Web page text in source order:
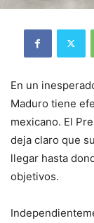
En un
Maduro tiene
mexicano. El
deja claro que
llegar hasta
objetivos.